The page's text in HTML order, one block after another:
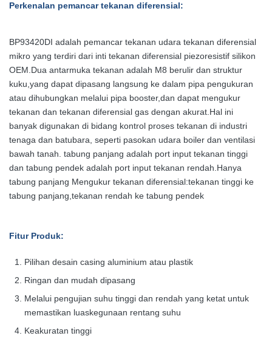
Perkenalan pemancar tekanan diferensial:
BP93420DI adalah pemancar tekanan udara tekanan diferensial
mikro yang terdiri dari inti tekanan diferensial piezoresistif silikon
OEM.Dua antarmuka tekanan adalah M8 berulir dan struktur
kuku,yang dapat dipasang langsung ke dalam pipa pengukuran
atau dihubungkan melalui pipa booster,dan dapat mengukur
tekanan dan tekanan diferensial gas dengan akurat.Hal ini
banyak digunakan di bidang kontrol proses tekanan di industri
tenaga dan batubara, seperti pasokan udara boiler dan ventilasi
bawah tanah. tabung panjang adalah port input tekanan tinggi
dan tabung pendek adalah port input tekanan rendah.Hanya
tabung panjang Mengukur tekanan diferensial:tekanan tinggi ke
tabung panjang,tekanan rendah ke tabung pendek
Fitur Produk:
Pilihan desain casing aluminium atau plastik
Ringan dan mudah dipasang
Melalui pengujian suhu tinggi dan rendah yang ketat untuk
memastikan luaskegunaan rentang suhu
Keakuratan tinggi